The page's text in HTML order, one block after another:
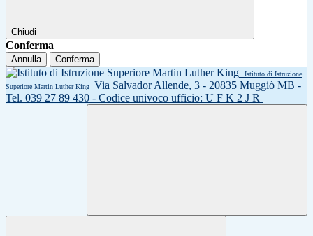
Chiudi
Conferma
Annulla Conferma
Istituto di Istruzione
Superiore Martin Luther King
Via Salvador Allende, 3 - 20835 Muggiò MB -
Tel. 039 27 89 430 - Codice univoco ufficio: U F K 2 J R